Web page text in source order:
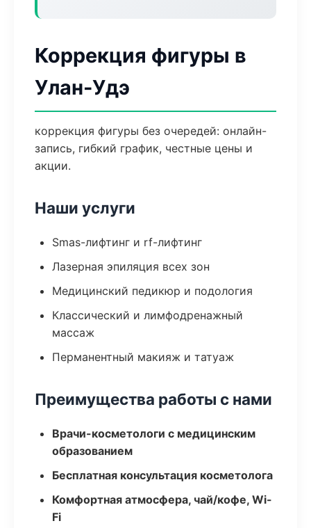
Коррекция фигуры в
Улан-Удэ
коррекция фигуры без очередей: онлайн-
запись, гибкий график, честные цены и
акции.
Наши услуги
Smas-лифтинг и rf-лифтинг
Лазерная эпиляция всех зон
Медицинский педикюр и подология
Классический и лимфодренажный
массаж
Перманентный макияж и татуаж
Преимущества работы с нами
Врачи-косметологи с медицинским
образованием
Бесплатная консультация косметолога
Комфортная атмосфера, чай/кофе, Wi-
Fi